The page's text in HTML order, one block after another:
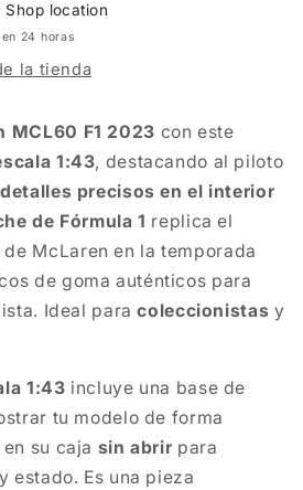
Shop location
24 horas
la tienda
MCL60 F1 2023 con este
1:43, destacando al piloto
detalles precisos en el interior
de Fórmula 1 replica el
McLaren en la temporada
de goma auténticos para
Ideal paracoleccionistas y
1:43 incluye una base de
tu modelo de forma
su caja sin abrir para
estado. Es una pieza